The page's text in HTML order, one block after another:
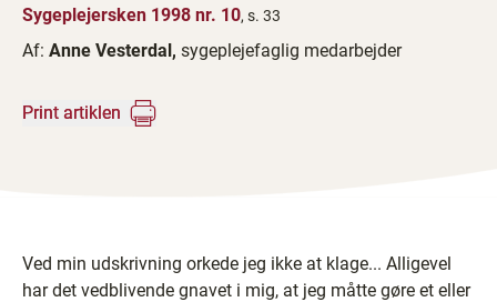
Sygeplejersken 1998 nr. 10, s. 33
Af: Anne Vesterdal, sygeplejefaglig medarbejder
Print artiklen
Ved min udskrivning orkede jeg ikke at klage... Alligevel
har det vedblivende gnavet i mig, at jeg måtte gøre et eller